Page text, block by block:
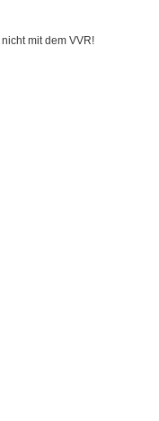
nicht mit dem VVR!